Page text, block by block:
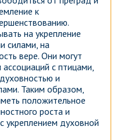
к
на укрепление
силами, на
вере. Они могут
с птицами,
и
Таким образом,
положительное
роста и
укреплением духовной